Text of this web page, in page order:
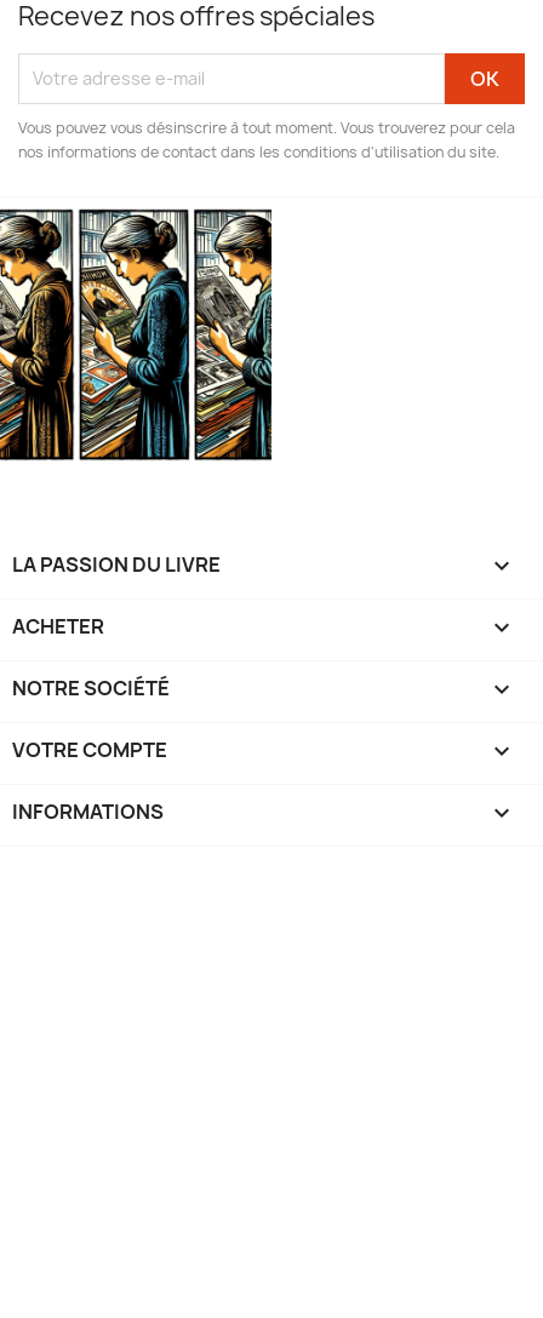
Recevez nos offres spéciales
Vous pouvez vous désinscrire à tout moment. Vous trouverez pour cela
nos informations de contact dans les conditions d'utilisation du site.
LA PASSION DU LIVRE 
ACHETER 
NOTRE SOCIÉTÉ 
VOTRE COMPTE 
INFORMATIONS keyboard_arrow_down